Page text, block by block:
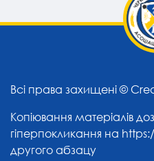
Всі права захищені ©
Копіювання матеріалів
гіперпокликання на
другого абзацу